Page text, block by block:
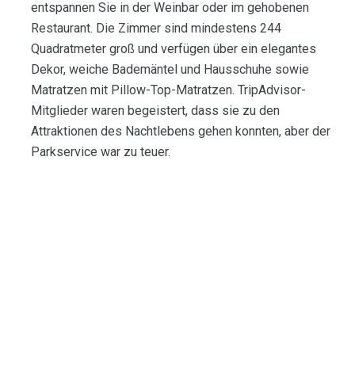
entspannen Sie in der Weinbar oder im gehobenen
Restaurant. Die Zimmer sind mindestens 244
Quadratmeter groß und verfügen über ein elegantes
Dekor, weiche Bademäntel und Hausschuhe sowie
Matratzen mit Pillow-Top-Matratzen. TripAdvisor-
Mitglieder waren begeistert, dass sie zu den
Attraktionen des Nachtlebens gehen konnten, aber der
Parkservice war zu teuer.